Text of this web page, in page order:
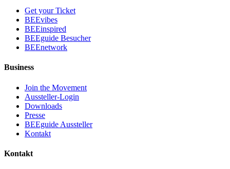
Get your Ticket
BEEvibes
BEEinspired
BEEguide Besucher
BEEnetwork
Business
Join the Movement
Aussteller-Login
Downloads
Presse
BEEguide Aussteller
Kontakt
Kontakt